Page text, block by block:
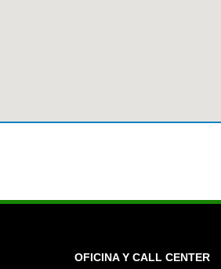
OFICINA Y CALL CENTER